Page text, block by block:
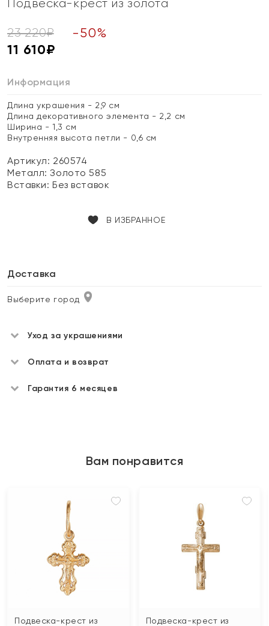
Подвеска-крест из золота
23 220₽ -50%
11 610₽
Информация
Длина украшения - 2,9 см
Длина декоративного элемента - 2,2 см
Ширина - 1,3 см
Внутренняя высота петли - 0,6 см
Артикул: 260574
Металл:Золото 585
Вставки:Без вставок
В ИЗБРАННОЕ
Доставка
Выберите город
Уход за украшениями
Оплата и возврат
Гарантия 6 месяцев
Вам понравится
Подвеска-крест из
Подвеска-крест из